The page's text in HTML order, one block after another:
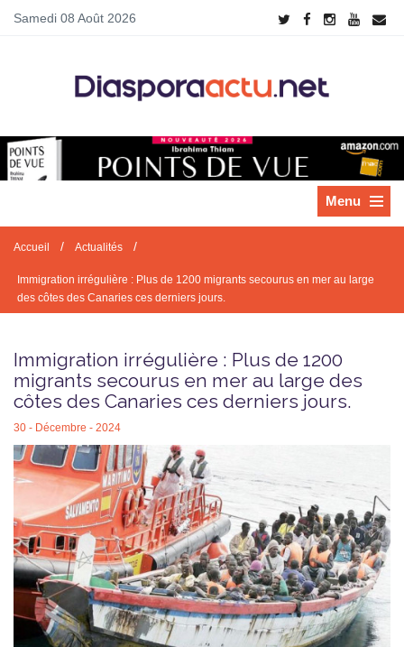
Samedi 08 Août 2026
Menu
Accueil / Actualités /
Immigration irrégulière : Plus de 1200 migrants secourus en mer au large
des côtes des Canaries ces derniers jours.
Immigration irrégulière : Plus de 1200
migrants secourus en mer au large des
côtes des Canaries ces derniers jours.
30 - Décembre - 2024